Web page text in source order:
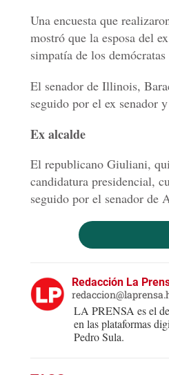
Una encuesta que
mostró que la esposa del
simpatía de los
El senador de Illinois,
seguido por el ex senador
Ex alcalde
El republicano Giuliani,
candidatura presidencial,
seguido por el senador de
Redacción La
LA PRENSA es el
en las plataformas
Pedro Sula.